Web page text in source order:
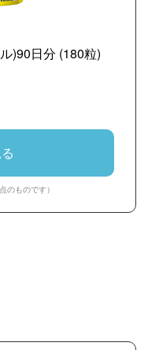
)90日分 (180粒)
のものです）